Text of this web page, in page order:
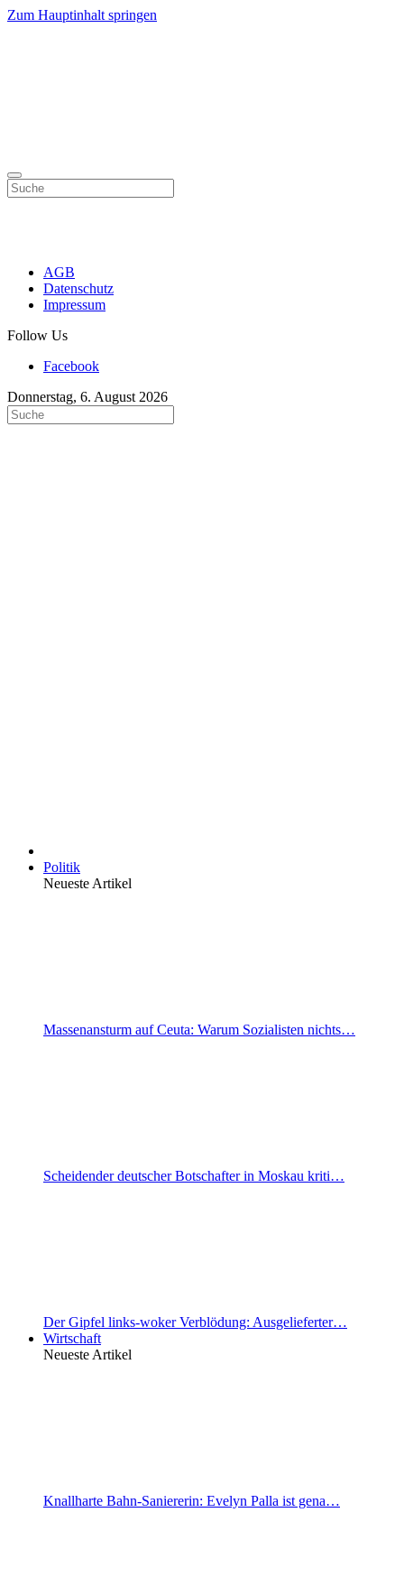
Zum Hauptinhalt springen
AGB
Datenschutz
Impressum
Follow Us
Facebook
Donnerstag, 6. August 2026
Politik
Neueste Artikel
Massenansturm auf Ceuta: Warum Sozialisten nichts…
Scheidender deutscher Botschafter in Moskau kriti…
Der Gipfel links-woker Verblödung: Ausgelieferter…
Wirtschaft
Neueste Artikel
Knallharte Bahn-Saniererin: Evelyn Palla ist gena…